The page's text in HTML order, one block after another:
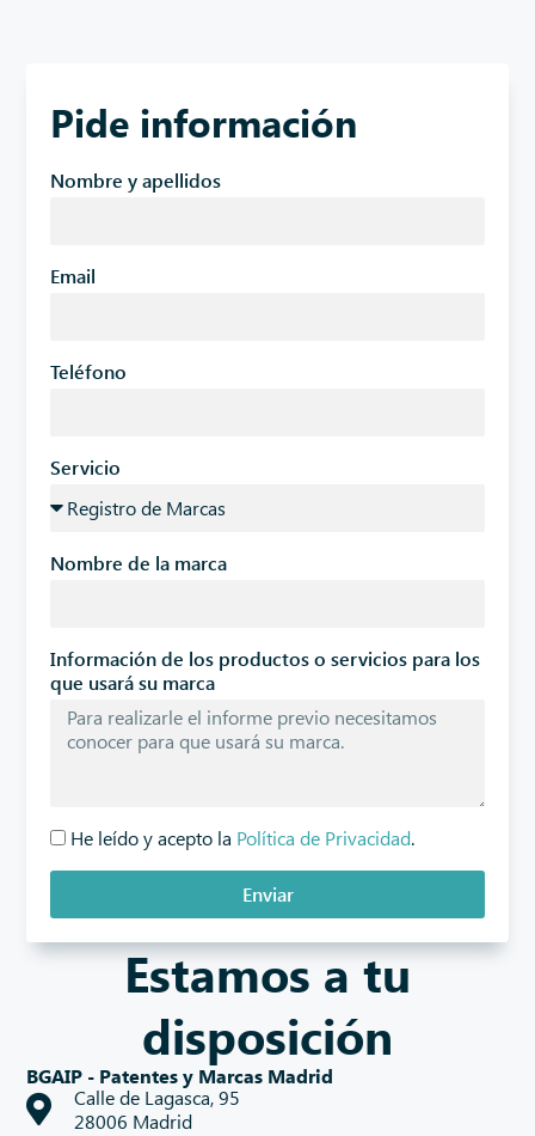
Estamos a tu
disposición
BGAIP - Patentes y Marcas Madrid
Calle de Lagasca, 95
28006 Madrid
Pide información
Nombre y apellidos
Email
Teléfono
Servicio
Nombre de la marca
Información de los productos o servicios para los
que usará su marca
He leído y acepto la Política de Privacidad.
Enviar